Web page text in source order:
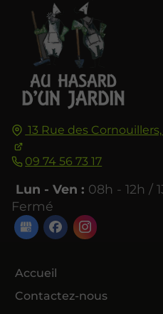
13 Rue des Cornouillers,
09 74 56 73 17
Lun - Ven : 08h - 12h /
Fermé
Accueil
Contactez-nous